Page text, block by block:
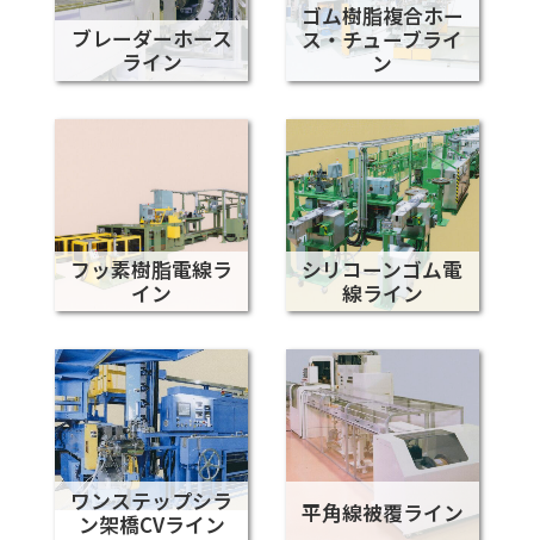
ブレーダーホース
ライン
ゴム樹脂複合ホー
ス・チューブライ
ン
フッ素樹脂電線ラ
イン
シリコーンゴム電
線ライン
ワンステップシラ
ン架橋CVライン
平角線被覆ライン